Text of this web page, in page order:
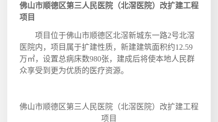
佛山市顺德区第三人民医院（北滘医院）改扩建工程
项目
项目位于佛山市顺德区北滘新城东一路2号北滘
医院内，项目属于扩建性质，新建建筑面积约12.59
万㎡，设置总病床数980张，建成后将使本地人民群
众享受到更为优质的医疗资源。
佛山市顺德区第三人民医院（北滘医院）改扩建工程
项目